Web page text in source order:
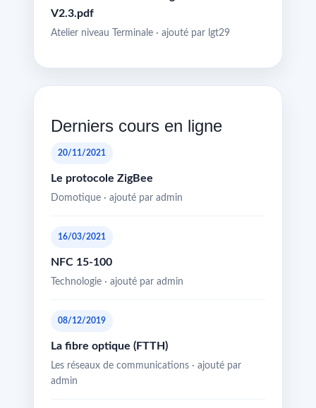
V2.3.pdf
Atelier niveau Terminale · ajouté par lgt29
Derniers cours en ligne
20/11/2021
Le protocole ZigBee
Domotique · ajouté par admin
16/03/2021
NFC 15-100
Technologie · ajouté par admin
08/12/2019
La fibre optique (FTTH)
Les réseaux de communications · ajouté par
admin